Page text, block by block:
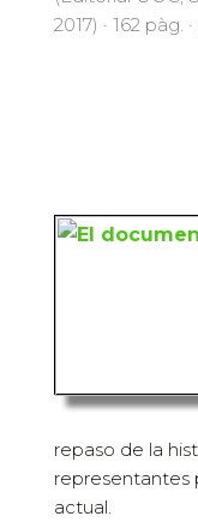
2017) · 162 pàg.
repaso de la
representantes
actual.